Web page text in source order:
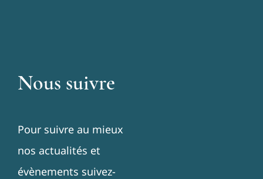
Nous suivre
Pour suivre au mieux
nos actualités et
évènements suivez-